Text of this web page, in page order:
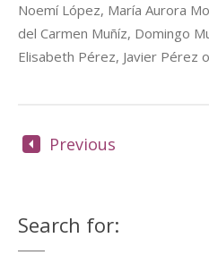
Noemí López, María Aurora
del Carmen Muñíz, Domingo
Elisabeth Pérez, Javier Pérez
Previous
Search for: